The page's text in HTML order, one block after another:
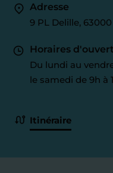
Adresse
9 PL Delille,
Horaires
Du lundi au
le samedi de 9h à
Itinéraire